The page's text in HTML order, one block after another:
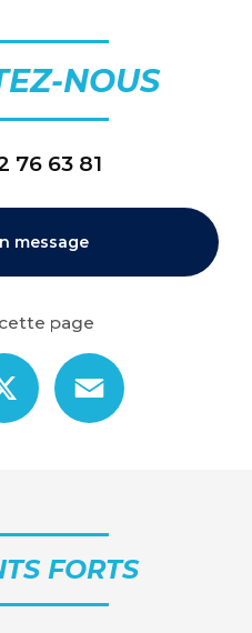
NOUS
76 63 81
message
page
FORTS